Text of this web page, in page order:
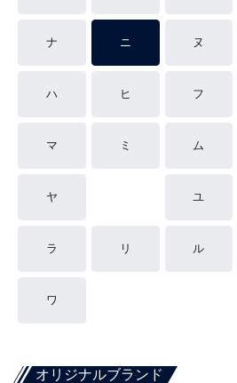
ナ ニ ヌ
ハ ヒ フ
マ ミ ム
ヤ ユ
ラ リ ル
ワ
オリジナルブランド